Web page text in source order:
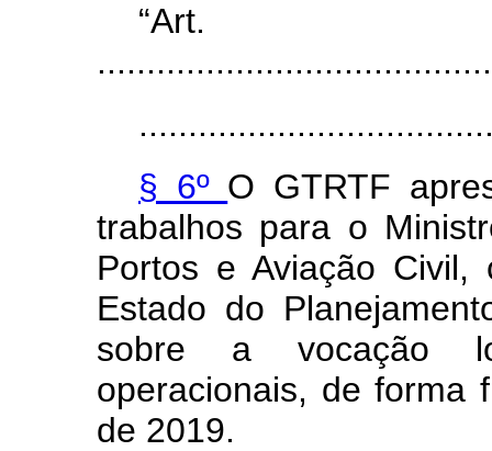
§ 6º O GTRTF
trabalhos para o
Portos e Aviação
Estado do
sobre a vocação
operacionais, de forma
de 2019.